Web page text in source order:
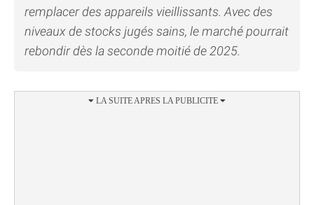
remplacer des appareils vieillissants. Avec des
niveaux de stocks jugés sains, le marché pourrait
rebondir dès la seconde moitié de 2025.